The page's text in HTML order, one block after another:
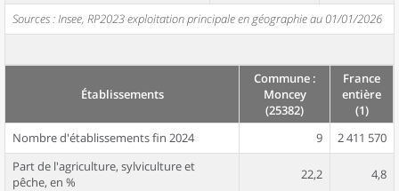
Sources : Insee, RP2023 exploitation principale en géographie au 01/01/2026
Établissements
Commune :
Moncey
(25382)
France
entière
(1)
Nombre d'établissements fin 2024
9
2 411 570
Part de l'agriculture, sylviculture et
pêche, en %
22,2 4,8